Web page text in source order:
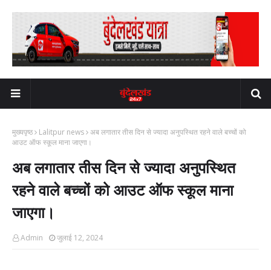
मुख्यपृष्ठ Lalitpur news अब लगातार तीस दिन से ज्यादा अनुपस्थित रहने वाले बच्चों को
आउट ऑफ स्कूल माना जाएगा।
अब लगातार तीस दिन से ज्यादा अनुपस्थित
रहने वाले बच्चों को आउट ऑफ स्कूल माना
जाएगा।
Admin जुलाई 12, 2024